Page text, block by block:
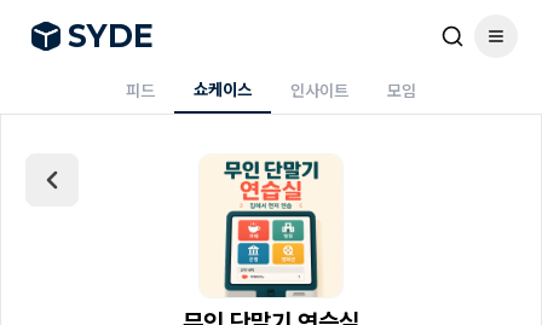
SYDE
피드 쇼케이스 인사이트 모임